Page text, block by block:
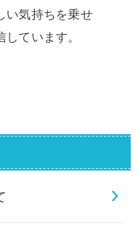
い気持ちを乗せ
ています。